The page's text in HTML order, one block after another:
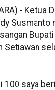
- Ketua
Susmanto
Setiawan
100 saya